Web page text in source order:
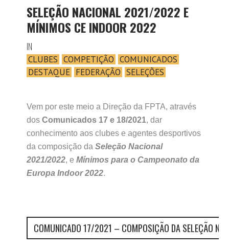
SELEÇÃO NACIONAL 2021/2022 E
MÍNIMOS CE INDOOR 2022
IN
CLUBES COMPETIÇÃO COMUNICADOS
DESTAQUE FEDERAÇÃO SELEÇÕES
Vem por este meio a Direção da FPTA, através
dos Comunicados 17 e 18/2021, dar
conhecimento aos clubes e agentes desportivos
da composição da Seleção Nacional
2021/2022, e Mínimos para o Campeonato da
Europa Indoor 2022.
COMUNICADO 17/2021 – COMPOSIÇÃO DA SELEÇÃO